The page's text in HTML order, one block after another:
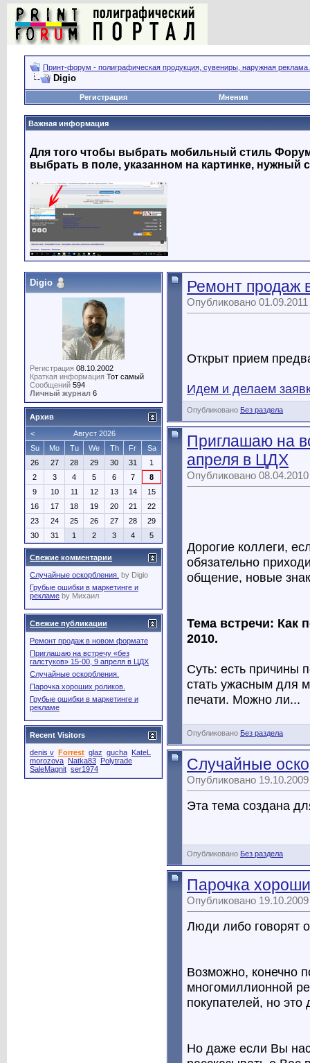
Принт-форум - полиграфическая продукция, сувениры, наружная реклама.
Digio
Регистрация Мнения
Важная информация
Для того чтобы выбрать мобильный стиль
выбрать в поле, указанном на картинке, нужный
Ремонт продаж
Опубликовано
Открыт прием
Идем и делаем
Опубликовано Без раздела
Приглашаю на
апреля в ЦДХ
Опубликовано
Дорогие коллеги,
обязательно
общение, новые
Тема встречи: Как
2010.
Суть: есть причины
стать ужасным для
печати. Можно ли...
Опубликовано Без раздела
Случайные
Опубликовано
Эта тема создана
Опубликовано Без раздела
Парочка
Опубликовано
Люди либо говорят
Возможно, конечно
многомиллионной
покупателей, но
Но даже если Вы
Digio
Регистрация 08.10.2002
Краткая информация Тот самый
Сообщений 594
Личный журнал 6
Архив
<
Август 2026
Su
Mo Tu We Th Fr
Sa
26
27 28 29 30 31
1
2
3 4 5 6 7
8
9
10 11 12 13 14
15
16
17 18 19 20 21
22
23
24 25 26 27 28
29
30
31 1 2 3 4 5
Свежие комментарии
Случайные оскорбления. by Digio
Грубые ошибки в маркетинге и
рекламе by Михаил
Свежие публикации
Ремонт продаж в новом формате
Приглашаю на встречу «без
галстуков» 15-00, 9 апреля в ЦДХ
Случайные оскорбления.
Парочка хороших роликов.
Грубые ошибки в маркетинге и
рекламе
Recent Visitors
denis v Forrest glaz gucha
KateL
morozova Natka83
Polytrade
SaleMagnit ser1974